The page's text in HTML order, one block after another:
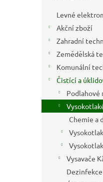
e
l
Levné
Akční zboží
Zahradní
Zemědělská
Komunální
Čistící a
Podlahové
Chemie a
Vysavače